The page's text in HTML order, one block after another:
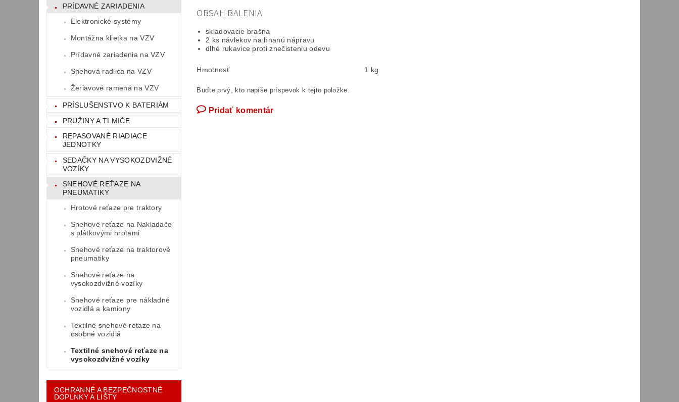
PRÍDAVNÉ ZARIADENIA
Elektronické systémy
Montážna klietka na VZV
Prídavné zariadenia na VZV
Snehová radlica na VZV
Žeriavové ramená na VZV
PRÍSLUŠENSTVO K BATERIÁM
PRUŽINY A TLMIČE
REPASOVANÉ RIADIACE
JEDNOTKY
SEDAČKY NA VYSOKOZDVIŽNÉ
VOZÍKY
SNEHOVÉ REŤAZE NA
PNEUMATIKY
Hrotové reťaze pre traktory
Snehové reťaze na Nakladače
s plátkovými hrotami
Snehové reťaze na traktorové
pneumatiky
Snehové reťaze na
vysokozdvižné vozíky
Snehové reťaze pre nákladné
vozidlá a kamiony
Textilné snehové retaze na
osobné vozidlá
Textilné snehové reťaze na
vysokozdvižné vozíky
OCHRANNÉ A BEZPEČNOSTNÉ
DOPLNKY A LIŠTY
OBSAH BALENIA
skladovacie brašna
2 ks návlekov na hnanú nápravu
dlhé rukavice proti znečisteniu odevu
Hmotnosť 1 kg
Buďte prvý, kto napíše príspevok k tejto položke.
Pridať komentár